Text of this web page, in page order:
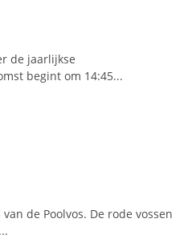
de jaarlijkse
begint om 14:45...
de Poolvos. De rode vossen